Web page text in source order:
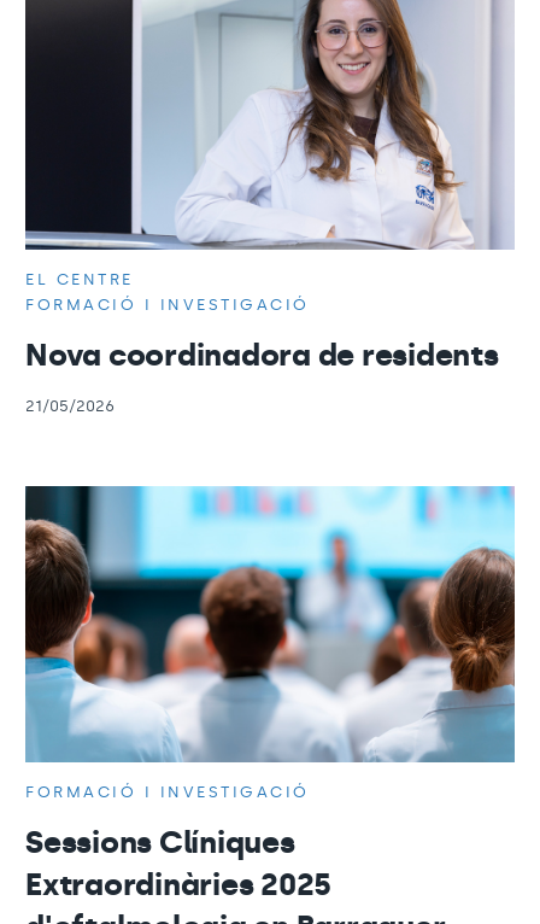
EL CENTRE
FORMACIÓ I INVESTIGACIÓ
Nova coordinadora de residents
21/05/2026
FORMACIÓ I INVESTIGACIÓ
Sessions Clíniques
Extraordinàries 2025